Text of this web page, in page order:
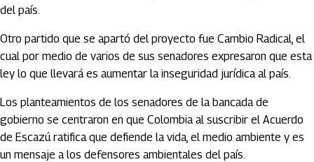
del país.
Otro partido que se apartó del proyecto fue Cambio Radical, el
cual por medio de varios de sus senadores expresaron que esta
ley lo que llevará es aumentar la inseguridad jurídica al país.
Los planteamientos de los senadores de la bancada de
gobierno se centraron en que Colombia al suscribir el Acuerdo
de Escazú ratifica que defiende la vida, el medio ambiente y es
un mensaje a los defensores ambientales del país.